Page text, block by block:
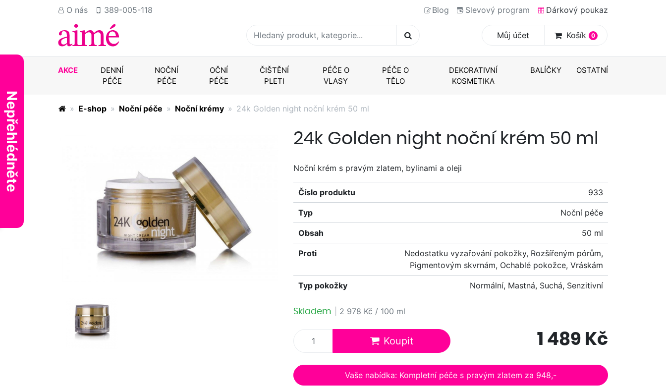
O nás 389-005-118 Blog Slevový program Dárkový poukaz
Můj účet Košík 0
AKCE
DENNÍ
PÉČE
NOČNÍ
PÉČE
OČNÍ
PÉČE
ČIŠTĚNÍ
PLETI
PÉČE O
VLASY
PÉČE O
TĚLO
DEKORATIVNÍ
KOSMETIKA
BALÍČKY OSTATNÍ
E-shop Noční péče Noční krémy 24k Golden night noční krém 50 ml
24k Golden night noční krém 50 ml
Noční krém s pravým zlatem, bylinami a oleji
Číslo produktu 933
Typ Noční péče
Obsah 50 ml
Proti
Nedostatku vyzařování pokožky, Rozšířeným pórům,
Pigmentovým skvrnám, Ochablé pokožce, Vráskám
Typ pokožky Normální, Mastná, Suchá, Senzitivní
Skladem 2 978 Kč / 100 ml
1 489 Kč
Koupit
Vaše nabídka: Kompletní péče s pravým zlatem za 948,-
Nepřehlédněte